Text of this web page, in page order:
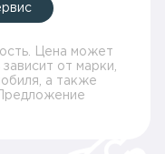
Цена может
от марки,
а также